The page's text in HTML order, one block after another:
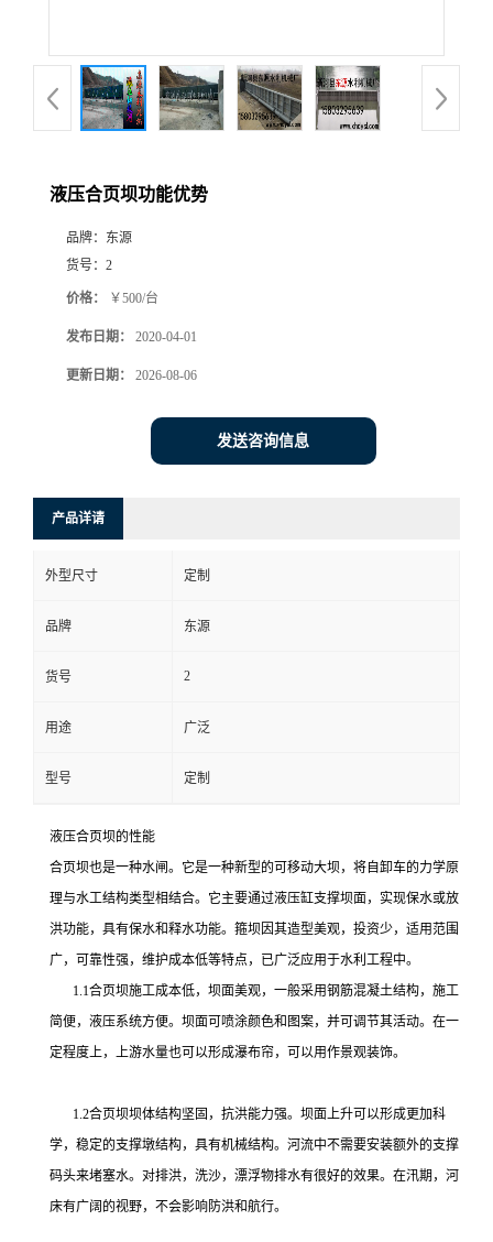
液压合页坝功能优势
品牌： 东源
货号： 2
价格： ￥500/台
发布日期： 2020-04-01
更新日期： 2026-08-06
发送咨询信息
产品详请
外型尺寸 定制
品牌 东源
货号 2
用途 广泛
型号 定制
液压合页坝的性能
合页坝也是一种水闸。它是一种新型的可移动大坝，将自卸车的力学原
理与水工结构类型相结合。它主要通过液压缸支撑坝面，实现保水或放
洪功能，具有保水和释水功能。箍坝因其造型美观，投资少，适用范围
广，可靠性强，维护成本低等特点，已广泛应用于水利工程中。
1.1合页坝施工成本低，坝面美观，一般采用钢筋混凝土结构，施工
简便，液压系统方便。坝面可喷涂颜色和图案，并可调节其活动。在一
定程度上，上游水量也可以形成瀑布帘，可以用作景观装饰。
1.2合页坝坝体结构坚固，抗洪能力强。坝面上升可以形成更加科
学，稳定的支撑墩结构，具有机械结构。河流中不需要安装额外的支撑
码头来堵塞水。对排洪，洗沙，漂浮物排水有很好的效果。在汛期，河
床有广阔的视野，不会影响防洪和航行。